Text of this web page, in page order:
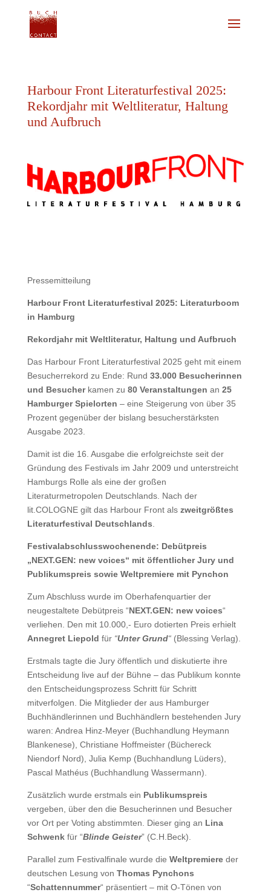
Harbour Front Literaturfestival 2025:
Rekordjahr mit Weltliteratur, Haltung
und Aufbruch
Pressemitteilung
Harbour Front Literaturfestival 2025: Literaturboom
in Hamburg
Rekordjahr mit Weltliteratur, Haltung und Aufbruch
Das Harbour Front Literaturfestival 2025 geht mit einem
Besucherrekord zu Ende: Rund 33.000 Besucherinnen
und Besucherkamen zu 80 Veranstaltungen an 25
Hamburger Spielorten – eine Steigerung von über 35
Prozent gegenüber der bislang besucherstärksten
Ausgabe 2023.
Damit ist die 16. Ausgabe die erfolgreichste seit der
Gründung des Festivals im Jahr 2009 und unterstreicht
Hamburgs Rolle als eine der großen
Literaturmetropolen Deutschlands. Nach der
lit.COLOGNE gilt das Harbour Front als zweitgrößtes
Literaturfestival Deutschlands
Festivalabschlusswochenende: Debütpreis
„NEXT.GEN: new voices“ mit öffentlicher Jury und
Publikumspreis sowie Weltpremiere mit Pynchon
Zum Abschluss wurde im Oberhafenquartier der
neugestaltete Debütpreis “NEXT.GEN: new voices“
verliehen. Den mit 10.000,- Euro dotierten Preis erhielt
Annegret Liepold für “Unter Grund“(Blessing Verlag).
Erstmals tagte die Jury öffentlich und diskutierte ihre
Entscheidung live auf der Bühne – das Publikum konnte
den Entscheidungsprozess Schritt für Schritt
mitverfolgen. Die Mitglieder der aus Hamburger
Buchhändlerinnen und Buchhändlern bestehenden Jury
waren: Andrea Hinz-Meyer (Buchhandlung Heymann
Blankenese), Christiane Hoffmeister (Büchereck
Niendorf Nord), Julia Kemp (Buchhandlung Lüders),
Pascal Mathéus (Buchhandlung Wassermann).
Zusätzlich wurde erstmals ein Publikumspreis
vergeben, über den die Besucherinnen und Besucher
vor Ort per Voting abstimmten. Dieser ging an Lina
Schwenkfür “Blinde Geister” (C.H.Beck).
Parallel zum Festivalfinale wurde die Weltpremiereder
deutschen Lesung von Thomas Pynchons
“Schattennummer“ präsentiert – mit O-Tönen von